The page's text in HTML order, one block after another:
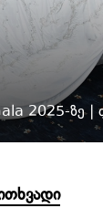
2025-ზე |